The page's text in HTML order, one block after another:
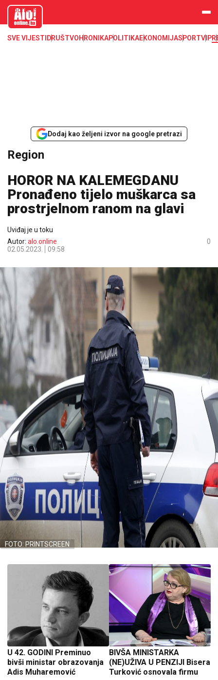
aloonline.b
SVE VIJESTI DRUŠTVOHRONIKAPOLITIKAEKONOMIJASPORTVIP
Dodaj kao željeni izvor na google pretrazi
Region
HOROR NA KALEMEGDANU
Pronađeno tijelo muškarca sa
prostrjelnom ranom na glavi
Uviđaj je u toku
Autor: alo.online
02.05.2023.
09:58
0
FOTO: PRINTSCREEN
U 42. GODINI Preminuo
bivši ministar obrazovanja
Adis Muharemović
BIVŠA MINISTARKA
(NE)UŽIVA U PENZIJI Bisera
Turković osnovala firmu